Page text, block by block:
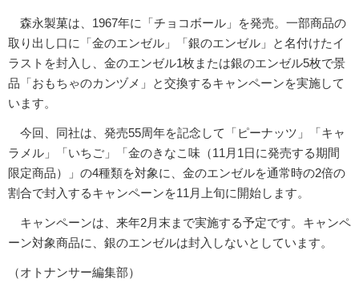
森永製菓は、1967年に「チョコボール」を発売。一部商品の
取り出し口に「金のエンゼル」「銀のエンゼル」と名付けたイ
ラストを封入し、金のエンゼル1枚または銀のエンゼル5枚で景
品「おもちゃのカンヅメ」と交換するキャンペーンを実施して
います。
今回、同社は、発売55周年を記念して「ピーナッツ」「キャ
ラメル」「いちご」「金のきなこ味（11月1日に発売する期間
限定商品）」の4種類を対象に、金のエンゼルを通常時の2倍の
割合で封入するキャンペーンを11月上旬に開始します。
キャンペーンは、来年2月末まで実施する予定です。キャンペ
ーン対象商品に、銀のエンゼルは封入しないとしています。
（オトナンサー編集部）